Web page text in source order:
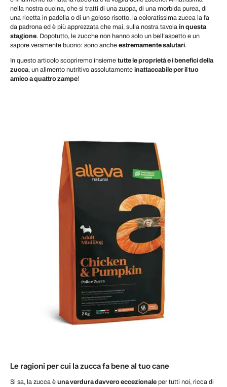
nella nostra cucina, che si tratti di una zuppa, di una morbida purea, di
una ricetta in padella o di un goloso risotto, la coloratissima zucca la fa
da padrona ed è più apprezzata che mai, sulla nostra tavola in questa
stagione. Dopotutto, le zucche non hanno solo un bell’aspetto e un
sapore veramente buono: sono anche estremamente salutari.
In questo articolo scopriremo insieme tutte le proprietà e i benefici della
zucca, un alimento nutritivo assolutamente inattaccabile per il tuo
amico a quattro zampe!
Le ragioni per cui la zucca fa bene al tuo cane
Si sa, la zucca è una verdura davvero eccezionale per tutti noi, ricca di